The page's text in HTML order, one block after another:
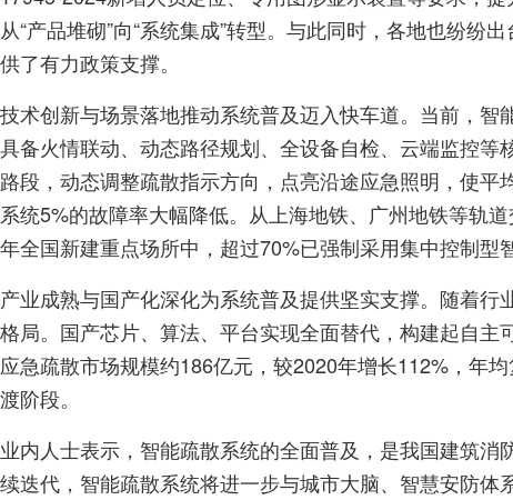
从“产品堆砌”向“系统集成”转型。与此同时，各地也纷
供了有力政策支撑。
技术创新与场景落地推动系统普及迈入快车道。当前，
具备火情联动、动态路径规划、全设备自检、云端监控
路段，动态调整疏散指示方向，点亮沿途应急照明，使
系统5%的故障率大幅降低。从上海地铁、广州地铁等轨
年全国新建重点场所中，超过70%已强制采用集中控制型
产业成熟与国产化深化为系统普及提供坚实支撑。随着
格局。国产芯片、算法、平台实现全面替代，构建起自
应急疏散市场规模约186亿元，较2020年增长112%，年
渡阶段。
业内人士表示，智能疏散系统的全面普及，是我国建筑消
续迭代，智能疏散系统将进一步与城市大脑、智慧安防